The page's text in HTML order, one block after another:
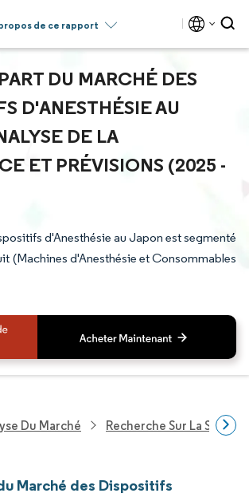
de ce rapport
DU MARCHÉ DES
D'ANESTHÉSIE AU
DE LA
ET PRÉVISIONS (2025 -
d'Anesthésie au Japon est segmenté
(Machines d'Anesthésie et Consommables
Du Marché Recherche Sur La Santé
Marché des Dispositifs